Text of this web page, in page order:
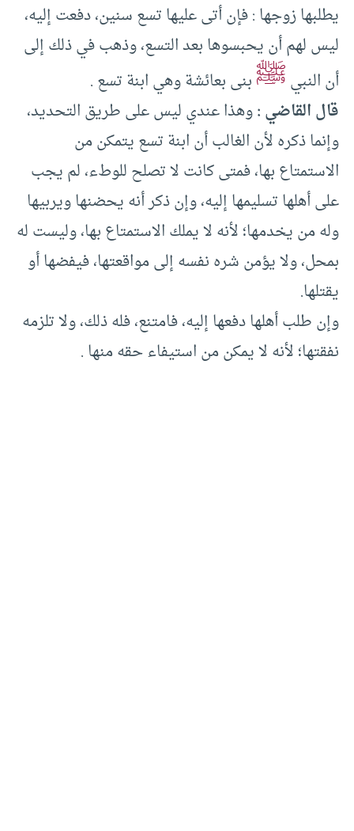
يطلبها زوجها : فإن أتى عليها تسع سنين، دفعت إليه،
ليس لهم أن يحبسوها بعد التسع، وذهب في ذلك إلى
أن النبيﷺبنى بعائشة وهي ابنة تسع .
قال القاضي :وهذا عندي ليس على طريق التحديد،
وإنما ذكره لأن الغالب أن ابنة تسع يتمكن من
الاستمتاع بها، فمتى كانت لا تصلح للوطء، لم يجب
على أهلها تسليمها إليه، وإن ذكر أنه يحضنها ويربيها
وله من يخدمها؛ لأنه لا يملك الاستمتاع بها، وليست له
بمحل، ولا يؤمن شره نفسه إلى مواقعتها، فيفضها أو
يقتلها.
وإن طلب أهلها دفعها إليه، فامتنع، فله ذلك، ولا تلزمه
نفقتها؛ لأنه لا يمكن من استيفاء حقه منها .